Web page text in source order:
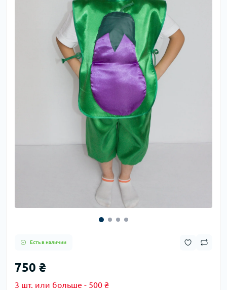
Есть в наличии
750 ₴
3 шт. или больше - 500 ₴